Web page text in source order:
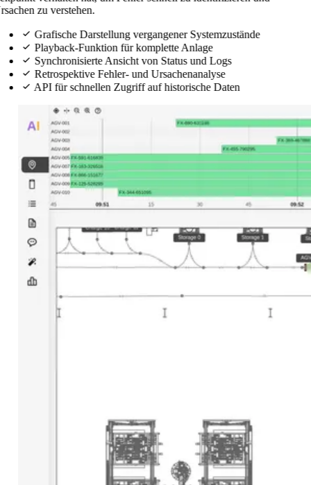
zu verstehen.
Grafische Darstellung vergangener Systemzustände
Playback-Funktion für komplette Anlage
Synchronisierte Ansicht von Status und Logs
Retrospektive Fehler- und Ursachenanalyse
API für schnellen Zugriff auf historische Daten